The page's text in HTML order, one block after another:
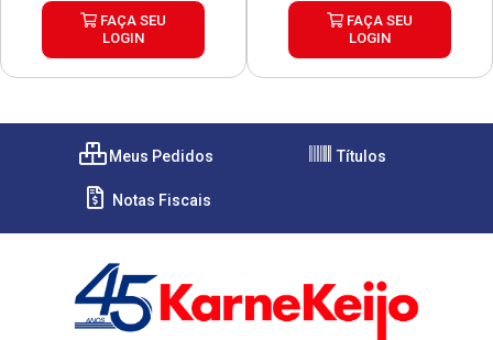
FAÇA SEU
LOGIN
FAÇA SEU
LOGIN
Meus Pedidos Títulos
Notas Fiscais